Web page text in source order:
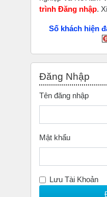
trình Đăng nhập.
Số khách hiện
Đăng Nhập
Tên đăng nhập
Mật khẩu
Lưu Tài Khoản